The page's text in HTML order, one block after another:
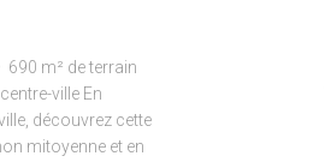
m² de terrain
ville En
découvrez cette
mitoyenne et en